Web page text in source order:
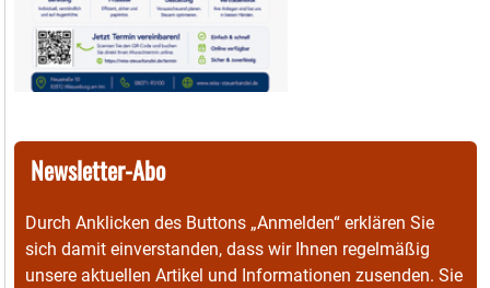
Newsletter-Abo
Durch Anklicken des Buttons „Anmelden“ erklären Sie
sich damit einverstanden, dass wir Ihnen regelmäßig
unsere aktuellen Artikel und Informationen zusenden. Sie